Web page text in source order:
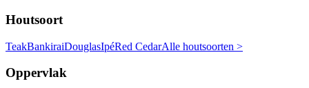
Houtsoort
TeakBankiraiDouglasIpéRed CedarAlle houtsoorten >
Oppervlak